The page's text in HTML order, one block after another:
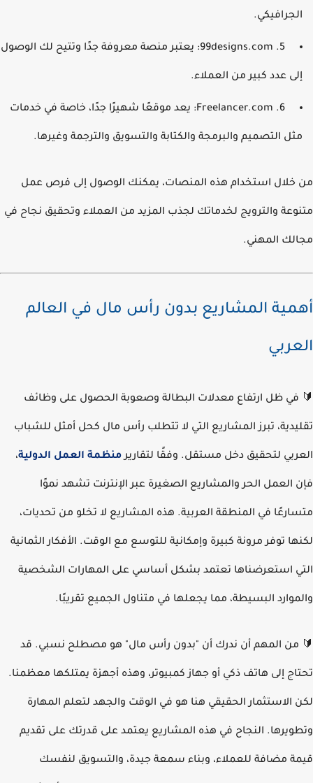
5. 99designs.com: يعتبر منصة معروفة جدًا وتتيح لك الوصول
عدد كبير من العملاء.
6. Freelancer.com: يعد موقعًا شهيرًا جدًا، خاصة في خدمات
التصميم والبرمجة والكتابة والتسويق والترجمة وغيرها.
خلال استخدام هذه المنصات، يمكنك الوصول إلى فرص عمل
والترويج لخدماتك لجذب المزيد من العملاء وتحقيق نجاح في
المهني.
المشاريع بدون رأس مال في العالم
ظل ارتفاع معدلات البطالة وصعوبة الحصول على وظائف
تبرز المشاريع التي لا تتطلب رأس مال كحل أمثل للشباب
لتحقيق دخل مستقل. وفقًا لتقاريرمنظمة العمل الدولية،
العمل الحر والمشاريع الصغيرة عبر الإنترنت تشهد نموًا
في المنطقة العربية. هذه المشاريع لا تخلو من تحديات،
توفر مرونة كبيرة وإمكانية للتوسع مع الوقت. الأفكار الثمانية
استعرضناها تعتمد بشكل أساسي على المهارات الشخصية
البسيطة، مما يجعلها في متناول الجميع تقريبًا.
المهم أن ندرك أن "بدون رأس مال" هو مصطلح نسبي. قد
إلى هاتف ذكي أو جهاز كمبيوتر، وهذه أجهزة يمتلكها معظمنا.
الاستثمار الحقيقي هنا هو في الوقت والجهد لتعلم المهارة
النجاح في هذه المشاريع يعتمد على قدرتك على تقديم
مضافة للعملاء، وبناء سمعة جيدة، والتسويق لنفسك